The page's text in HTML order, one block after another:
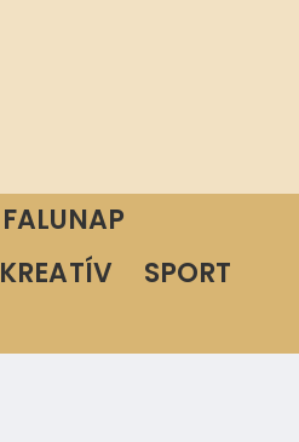
FALUNAP
KREATÍV
SPORT